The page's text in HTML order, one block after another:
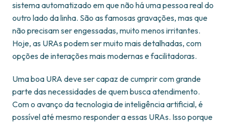
sistema automatizado em que não há uma pessoa real do
outro lado da linha. São as famosas gravações, mas que
não precisam ser engessadas, muito menos irritantes.
Hoje, as URAs podem ser muito mais detalhadas, com
opções de interações mais modernas e facilitadoras.
Uma boa URA deve ser capaz de cumprir com grande
parte das necessidades de quem busca atendimento.
Com o avanço da tecnologia de inteligência artificial, é
possível até mesmo responder a essas URAs. Isso porque